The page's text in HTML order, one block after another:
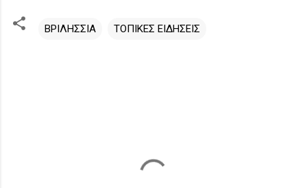
ΒΡΙΛΗΣΣΙΑ ΤΟΠΙΚΕΣ ΕΙΔΗΣΕΙΣ